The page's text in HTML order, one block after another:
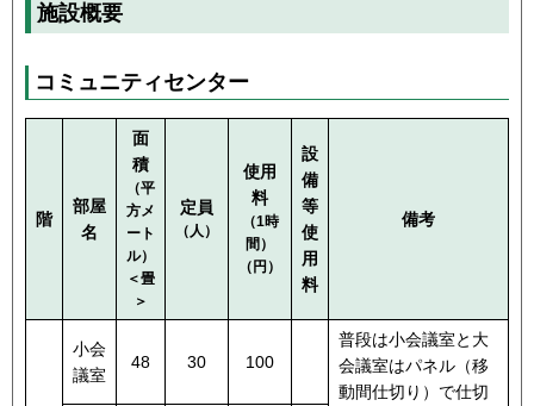
施設概要
コミュニティセンター
階
部屋
名
面
積
（平
方メ
ート
ル）
＜畳
＞
定員
（人）
使用
料
（1時
間）
（円）
設
備
等
使
用
料
備考
小会
議室
48 30 100
普段は小会議室と大
会議室はパネル（移
動間仕切り）で仕切